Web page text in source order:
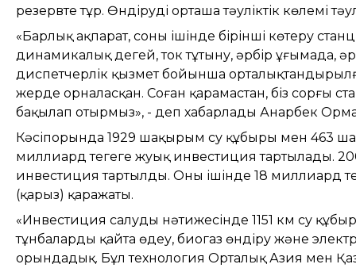
резервте тұр. Өндірудің орташа тәуліктік көлемі
«Барлық ақпарат, соның ішінде бірінші көтеру
динамикалық деңгей, ток тұтыну, әрбір ұңғымада,
диспетчерлік қызмет бойынша
жерде орналасқан. Соған қарамастан, біз сорғы
бақылап отырмыз», - деп хабарлады Анарбек
Кәсіпорында 1929 шақырым су құбыры мен 463
миллиард теңгеге жуық инвестиция тартылады.
инвестиция тартылды. Оның ішінде 18 миллиард
(қарыз) қаражаты.
«Инвестиция салудың нәтижесінде 1151 км су
тұнбаларды қайта өңдеу, биогаз өндіру және
орындадық. Бұл технология Орталық Азия мен